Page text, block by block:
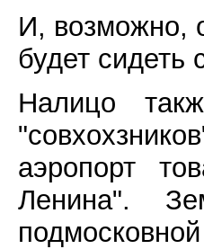
И, возможно,
будет
Налицо
аэропорт
Ленина".